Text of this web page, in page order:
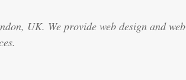
UK. We provide web design and web